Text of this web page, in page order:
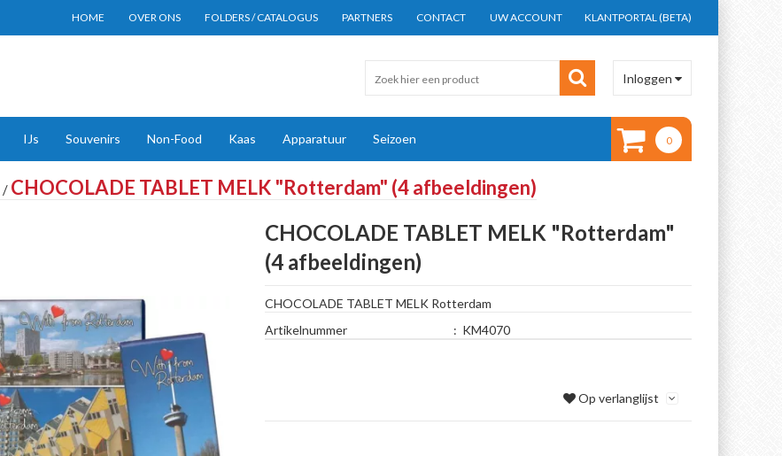
HOME OVER ONS FOLDERS / CATALOGUS PARTNERS CONTACT UW ACCOUNT KLANTPORTAL (BETA)
Inloggen
IJs Souvenirs Non-Food Kaas Apparatuur Seizoen 0
/ CHOCOLADE TABLET MELK "Rotterdam" (4 afbeeldingen)
CHOCOLADE TABLET MELK "Rotterdam"
(4 afbeeldingen)
CHOCOLADE TABLET MELK Rotterdam
Artikelnummer
: KM4070
Op verlanglijst